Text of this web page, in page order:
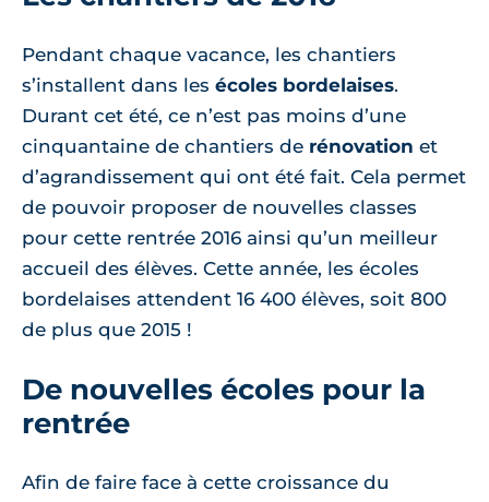
Pendant chaque vacance, les chantiers
s’installent dans les écoles bordelaises.
Durant cet été, ce n’est pas moins d’une
cinquantaine de chantiers de rénovation et
d’agrandissement qui ont été fait. Cela permet
de pouvoir proposer de nouvelles classes
pour cette rentrée 2016 ainsi qu’un meilleur
accueil des élèves. Cette année, les écoles
bordelaises attendent 16 400 élèves, soit 800
de plus que 2015 !
De nouvelles écoles pour la
rentrée
Afin de faire face à cette croissance du